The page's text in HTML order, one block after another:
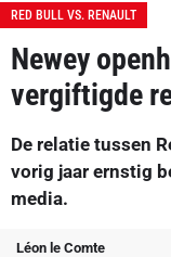
RED BULL VS. RENAULT
Newey
vergiftigde
De relatie tussen
vorig jaar ernstig
media.
Léon le Comte